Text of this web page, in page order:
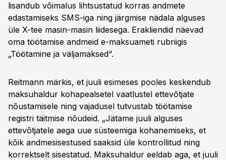
lisandub võimalus lihtsustatud korras andmete
edastamiseks SMS-iga ning järgmise nädala alguses
üle X-tee masin-masin liidesega. Erakliendid näevad
oma töötamise andmeid e-maksuameti rubriigis
„Töötamine ja väljamaksed“.
Reitmann märkis, et juuli esimeses pooles keskendub
maksuhaldur kohapealsetel vaatlustel ettevõtjate
nõustamisele ning vajadusel tutvustab töötamise
registri täitmise nõudeid. „Jätame juuli alguses
ettevõtjatele aega uue süsteemiga kohanemiseks, et
kõik andmesisestused saaksid üle kontrollitud ning
korrektselt sisestatud. Maksuhaldur eeldab aga, et juuli